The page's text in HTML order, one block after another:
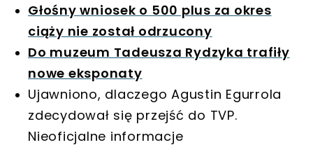
Głośny wniosek o 500 plus za okres
ciąży nie został odrzucony
Do muzeum Tadeusza Rydzyka trafiły
nowe eksponaty
Ujawniono, dlaczego Agustin Egurrola
zdecydował się przejść do TVP.
Nieoficjalne informacje